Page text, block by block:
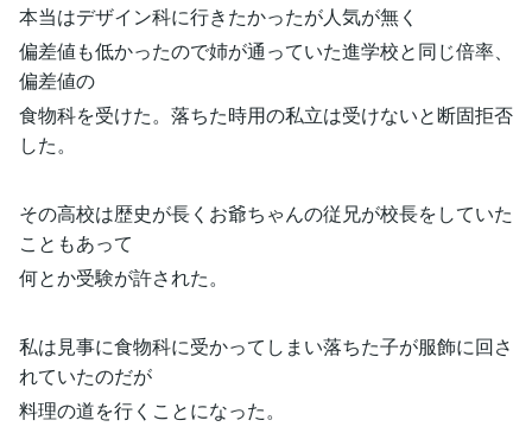
本当はデザイン科に行きたかったが人気が無く
偏差値も低かったので姉が通っていた進学校と同じ倍率、
偏差値の
食物科を受けた。落ちた時用の私立は受けないと断固拒否
した。
その高校は歴史が長くお爺ちゃんの従兄が校長をしていた
こともあって
何とか受験が許された。
私は見事に食物科に受かってしまい落ちた子が服飾に回さ
れていたのだが
料理の道を行くことになった。